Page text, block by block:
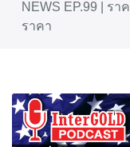
NEWS EP.99 | ร
ราคา